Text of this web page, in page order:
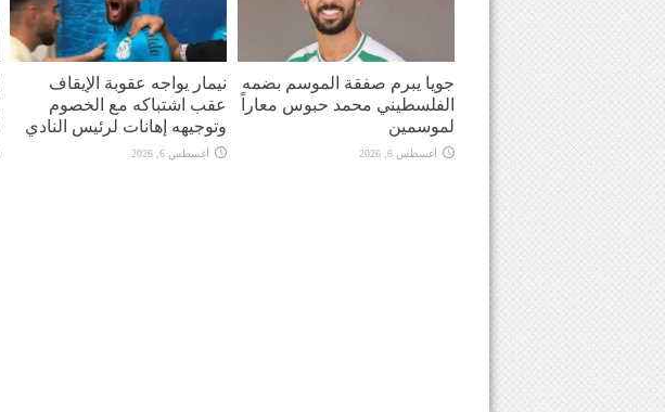
جويا يبرم صفقة الموسم بضمه
الفلسطيني محمد حبوس معاراً
لموسمين
أغسطس 6, 2026
نيمار يواجه عقوبة الإيقاف
عقب اشتباكه مع الخصوم
وتوجيهه إهانات لرئيس النادي
أغسطس 6, 2026